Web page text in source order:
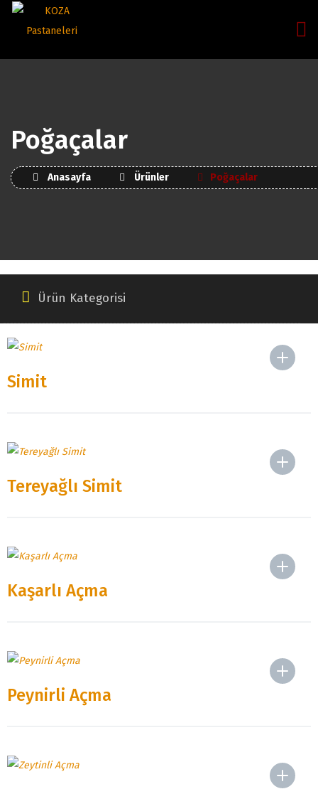
Poğaçalar
Anasayfa Ürünler Poğaçalar
Ürün Kategorisi
Simit
Tereyağlı Simit
Kaşarlı Açma
Peynirli Açma